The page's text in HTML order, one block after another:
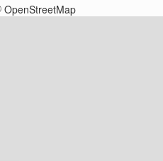
OpenStreetMap